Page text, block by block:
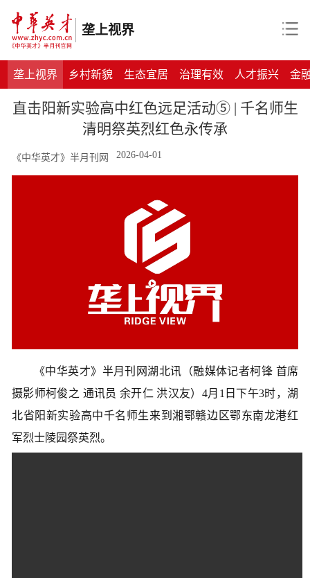
垄上视界
垄上视界 乡村新貌 生态宜居 治理有效 人才振兴 金
直击阳新实验高中红色远足活动⑤ | 千名师生
清明祭英烈红色永传承
《中华英才》半月刊网 2026-04-01
《中华英才》半月刊网湖北讯（融媒体记者柯锋 首席
摄影师柯俊之 通讯员 余开仁 洪汉友）4月1日下午3时，湖
北省阳新实验高中千名师生来到湘鄂赣边区鄂东南龙港红
军烈士陵园祭英烈。